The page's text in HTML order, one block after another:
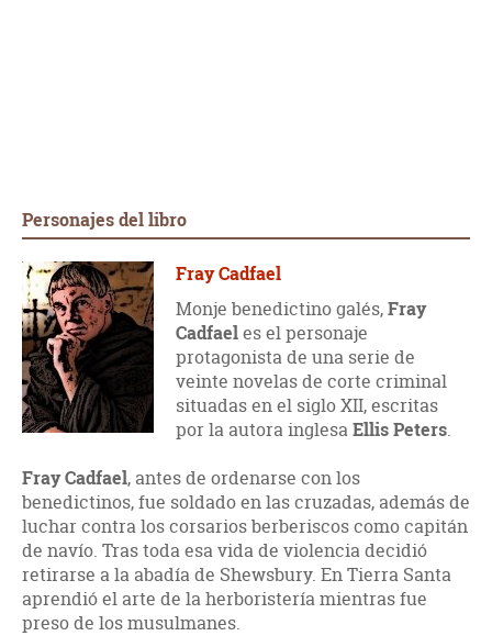
Personajes del libro
Fray Cadfael
Monje benedictino galés,Fray
Cadfaeles el personaje
protagonista de una serie de
veinte novelas de corte criminal
situadas en el siglo XII, escritas
por la autora inglesaEllis Peters.
Fray Cadfael, antes de ordenarse con los
benedictinos, fue soldado en las cruzadas, además de
luchar contra los corsarios berberiscos como capitán
de navío. Tras toda esa vida de violencia decidió
retirarse a la abadía de Shewsbury. En Tierra Santa
aprendió el arte de la herboristería mientras fue
preso de los musulmanes.